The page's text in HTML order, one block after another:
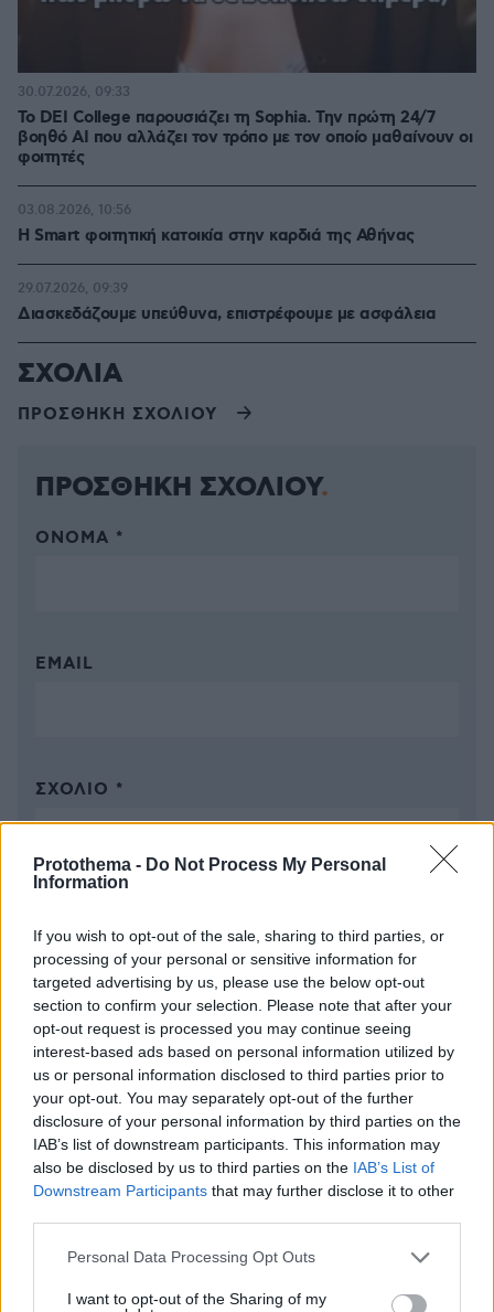
Protothema - Do Not Process My Personal
Information
If you wish to opt-out of the sale, sharing to third parties, or
processing of your personal or sensitive information for
targeted advertising by us, please use the below opt-out
section to confirm your selection. Please note that after your
opt-out request is processed you may continue seeing
interest-based ads based on personal information utilized by
us or personal information disclosed to third parties prior to
your opt-out. You may separately opt-out of the further
disclosure of your personal information by third parties on the
IAB’s list of downstream participants. This information may
also be disclosed by us to third parties on the IAB’s List of
Downstream Participants that may further disclose it to other
Please note that this website/app uses one or more Google
not limited to your visit or usage behaviour. You may click to
Personal Data Processing Opt Outs
I want to opt-out of the Sharing of my
Το DEI College παρουσιάζει τη Sophia. Την πρώτη 24/7
βοηθό AI που αλλάζει τον τρόπο με τον οποίο μαθαίνουν οι
φοιτητές
30.07.2026, 09:33
Η Smart φοιτητική κατοικία στην καρδιά της Αθήνας
03.08.2026, 10:56
Διασκεδάζουμε υπεύθυνα, επιστρέφουμε με ασφάλεια
29.07.2026, 09:39
ΣΧΟΛΙΑ
ΠΡΟΣΘΗΚΗ ΣΧΟΛΙΟΥ
ΠΡΟΣΘΗΚΗ ΣΧΟΛΙΟΥ
ΌΝΟΜΑ *
EMAIL
ΣΧΌΛΙΟ *
Απομένουν2500χαρακτήρες
* Υποχρεωτικά πεδία
ΡΟΗ ΕΙΔΗΣΕΩΝ